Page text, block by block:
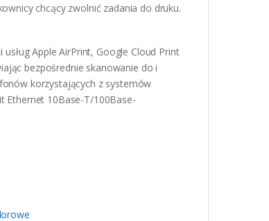
chcący zwolnić zadania do druku.
Apple AirPrint, Google Cloud Print
bezpośrednie skanowanie do i
korzystających z systemów
Ethernet 10Base-T/100Base-